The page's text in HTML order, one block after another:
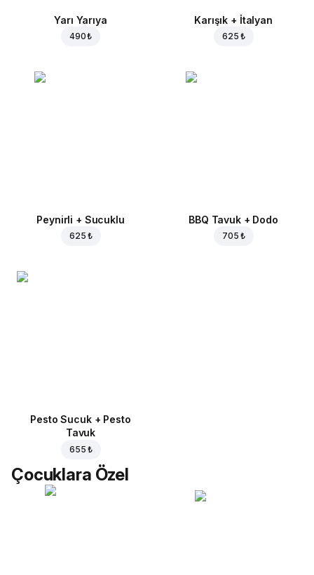
Yarı Yarıya
490 ₺
Karışık + İtalyan
625 ₺
Peynirli + Sucuklu
625 ₺
BBQ Tavuk + Dodo
705 ₺
Pesto Sucuk + Pesto
Tavuk
655 ₺
Çocuklara Özel